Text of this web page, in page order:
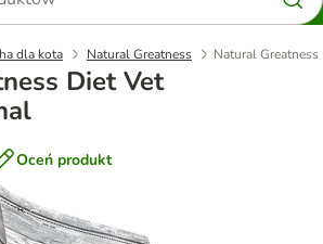
dla kota Natural Greatness Natural
Diet Vet
Oceń produkt